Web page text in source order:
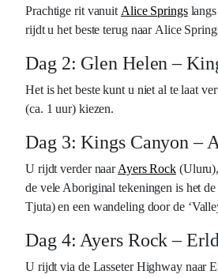
Prachtige rit vanuit Alice Springslangs
rijdt u het beste terug naar Alice
Dag 2: Glen Helen –
Het is het beste kunt u niet al te laat
(ca. 1 uur) kiezen.
Dag 3: Kings Canyon –
U rijdt verder naarAyers Rock
de vele Aboriginal tekeningen is het
Tjuta) en een wandeling door de
Dag 4: Ayers Rock –
U rijdt via de Lasseter Highway naar